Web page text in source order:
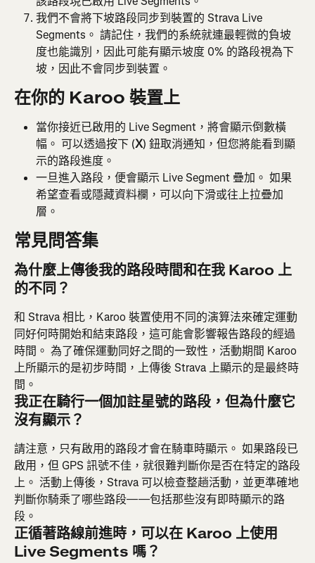
我們不會將下坡路段同步到裝置的 Strava Live
Segments。 請記住，我們的系統就連最輕微的負坡
度也能識別，因此可能有顯示坡度 0% 的路段視為下
坡，因此不會同步到裝置。
在你的 Karoo 裝置上
當你接近已啟用的 Live Segment，將會顯示倒數橫
幅。 可以透過按下 (X) 鈕取消通知，但您將能看到顯
示的路段進度。
一旦進入路段，便會顯示 Live Segment 疊加。 如果
希望查看或隱藏資料欄，可以向下滑或往上拉疊加
層。
常見問答集
為什麼上傳後我的路段時間和在我 Karoo 上
的不同？
和 Strava 相比，Karoo 裝置使用不同的演算法來確定運動
同好何時開始和結束路段，這可能會影響報告路段的經過
時間。 為了確保運動同好之間的一致性，活動期間 Karoo
上所顯示的是初步時間，上傳後 Strava 上顯示的是最終時
間。
我正在騎行一個加註星號的路段，但為什麼它
沒有顯示？
請注意，只有啟用的路段才會在騎車時顯示。 如果路段已
啟用，但 GPS 訊號不佳，就很難判斷你是否在特定的路段
上。 活動上傳後，Strava 可以檢查整趟活動，並更準確地
判斷你騎乘了哪些路段——包括那些沒有即時顯示的路
段。
正循著路線前進時，可以在 Karoo 上使用
Live Segments 嗎？